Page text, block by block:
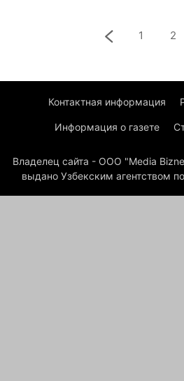
1 2
Контактная информация
Информация о газете
Владелец сайта - ООО "Media
выдано Узбекским агентством